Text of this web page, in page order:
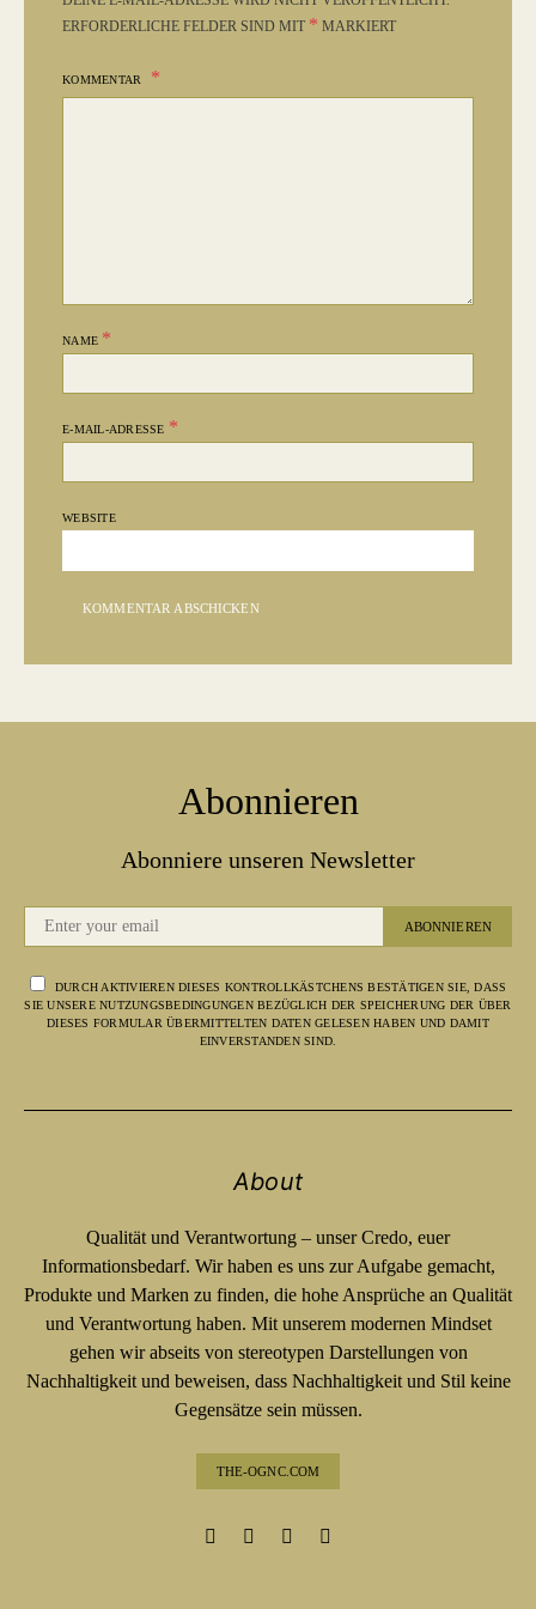
ERFORDERLICHE FELDER SIND MIT * MARKIERT
KOMMENTAR
NAME *
E-MAIL-ADRESSE *
WEBSITE
Abonnieren
Abonniere unseren Newsletter
ABONNIEREN
DURCH AKTIVIEREN DIESES KONTROLLKÄSTCHENS BESTÄTIGEN SIE, DASS
SIE UNSERE NUTZUNGSBEDINGUNGEN BEZÜGLICH DER SPEICHERUNG DER ÜBER
DIESES FORMULAR ÜBERMITTELTEN DATEN GELESEN HABEN UND DAMIT
EINVERSTANDEN SIND.
About
Qualität und Verantwortung – unser Credo, euer
Informationsbedarf. Wir haben es uns zur Aufgabe gemacht,
Produkte und Marken zu finden, die hohe Ansprüche an Qualität
und Verantwortung haben. Mit unserem modernen Mindset
gehen wir abseits von stereotypen Darstellungen von
Nachhaltigkeit und beweisen, dass Nachhaltigkeit und Stil keine
Gegensätze sein müssen.
THE-OGNC.COM